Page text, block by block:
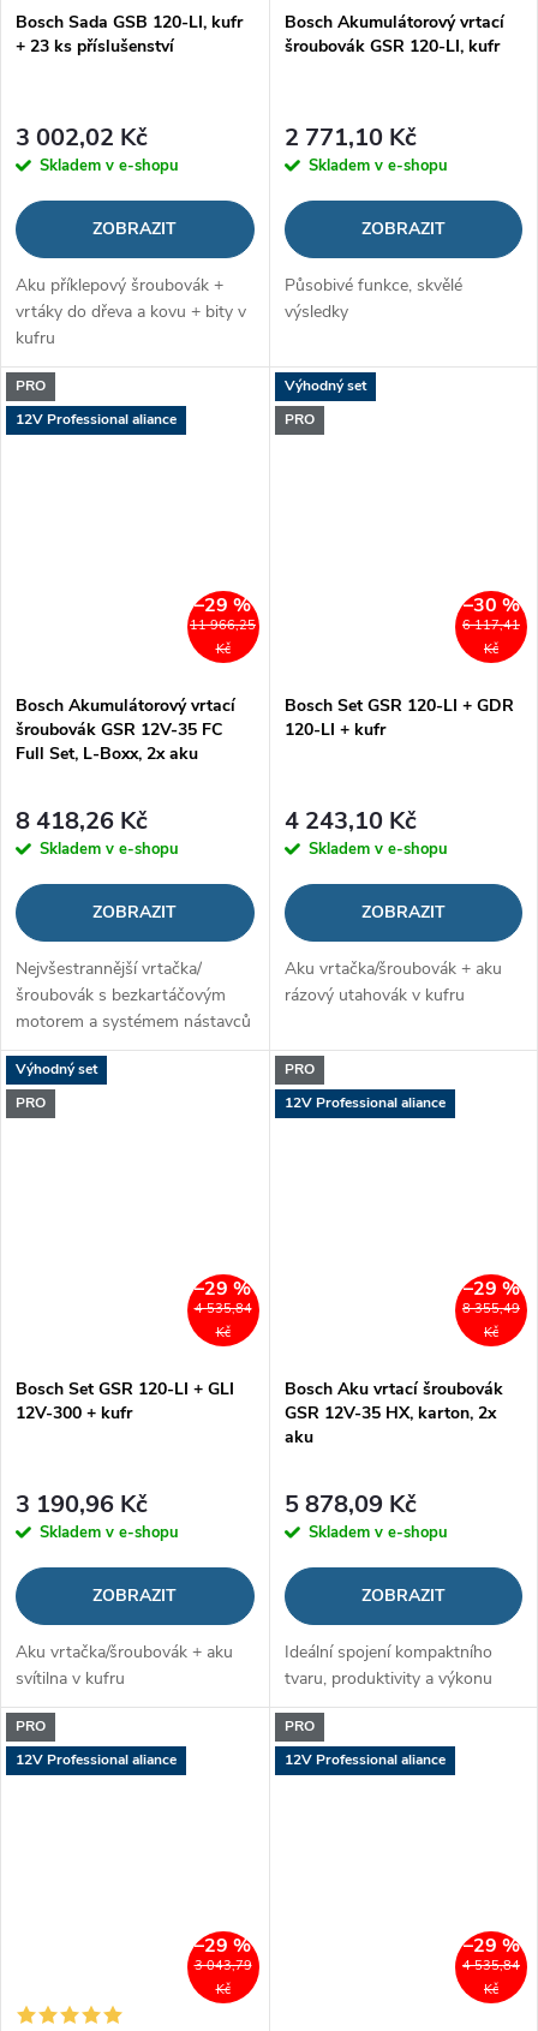
Bosch Sada GSB 120-LI, kufr
+ 23 ks příslušenství
3 002,02 Kč
Skladem v e-shopu
ZOBRAZIT
Aku příklepový šroubovák +
vrtáky do dřeva a kovu + bity v
kufru
Bosch Akumulátorový vrtací
šroubovák GSR 120-LI, kufr
2 771,10 Kč
Skladem v e-shopu
ZOBRAZIT
Působivé funkce, skvělé
výsledky
PRO
12V Professional aliance
11 966,25
Kč
–29 %
Bosch Akumulátorový vrtací
šroubovák GSR 12V-35 FC
Full Set, L-Boxx, 2x aku
8 418,26 Kč
Skladem v e-shopu
ZOBRAZIT
Nejvšestrannější vrtačka/
šroubovák s bezkartáčovým
motorem a systémem nástavců
FlexiClick v kategorii 12 V
Výhodný set
PRO
6 117,41
Kč
–30 %
Bosch Set GSR 120-LI + GDR
120-LI + kufr
4 243,10 Kč
Skladem v e-shopu
ZOBRAZIT
Aku vrtačka/šroubovák + aku
rázový utahovák v kufru
Výhodný set
PRO
4 535,84
Kč
–29 %
Bosch Set GSR 120-LI + GLI
12V-300 + kufr
3 190,96 Kč
Skladem v e-shopu
ZOBRAZIT
Aku vrtačka/šroubovák + aku
svítilna v kufru
PRO
12V Professional aliance
8 355,49
Kč
–29 %
Bosch Aku vrtací šroubovák
GSR 12V-35 HX, karton, 2x
aku
5 878,09 Kč
Skladem v e-shopu
ZOBRAZIT
Ideální spojení kompaktního
tvaru, produktivity a výkonu
PRO
12V Professional aliance
3 043,79
Kč
–29 %
PRO
12V Professional aliance
4 535,84
Kč
–29 %